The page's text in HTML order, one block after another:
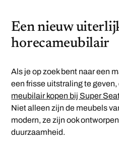
Een nieuw
horecameubilair
Als je op zoek bent naar een
een frisse uitstraling te geven,
meubilair kopen bij Super
Niet alleen zijn de meubels
modern, ze zijn ook
duurzaamheid.